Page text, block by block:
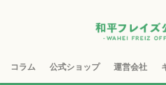
コラム 公式ショップ 運営会社